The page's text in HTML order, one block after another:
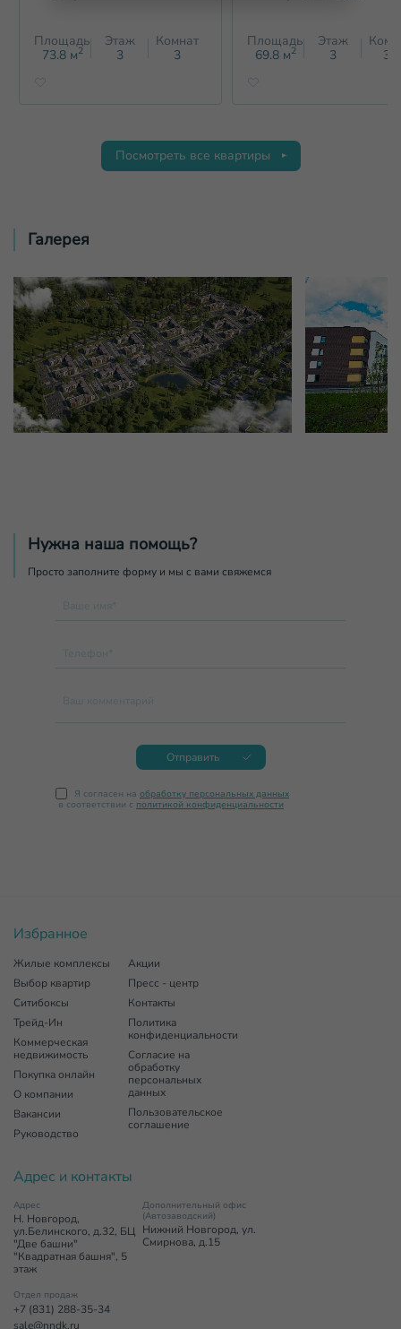
Площадь
73.8м2
Этаж
3
Комнат
3
Площадь
69.8м2
Этаж
3
3+
Посмотреть все квартиры
Галерея
Нужна наша помощь?
Просто заполните форму и мы с вами свяжемся
Ваше имя*
Телефон*
Ваш комментарий
Отправить
Я согласен на обработку персональных данных
в соответствии с политикой конфиденциальности
Избранное
Жилые комплексы
Выбор квартир
Ситибоксы
Трейд-Ин
Коммерческая
недвижимость
Покупка онлайн
О компании
Вакансии
Руководство
Акции
Пресс - центр
Контакты
Политика
конфиденциальности
Согласие на
обработку
персональных
данных
Пользовательское
соглашение
Адрес и контакты
Адрес
Н. Новгород,
ул.Белинского, д.32, БЦ
"Две башни"
"Квадратная башня", 5
этаж
Дополнительный офис
(Автозаводский)
Нижний Новгород, ул.
Смирнова, д.15
Отдел продаж
+7 (831) 288-35-34
sale@nndk.ru